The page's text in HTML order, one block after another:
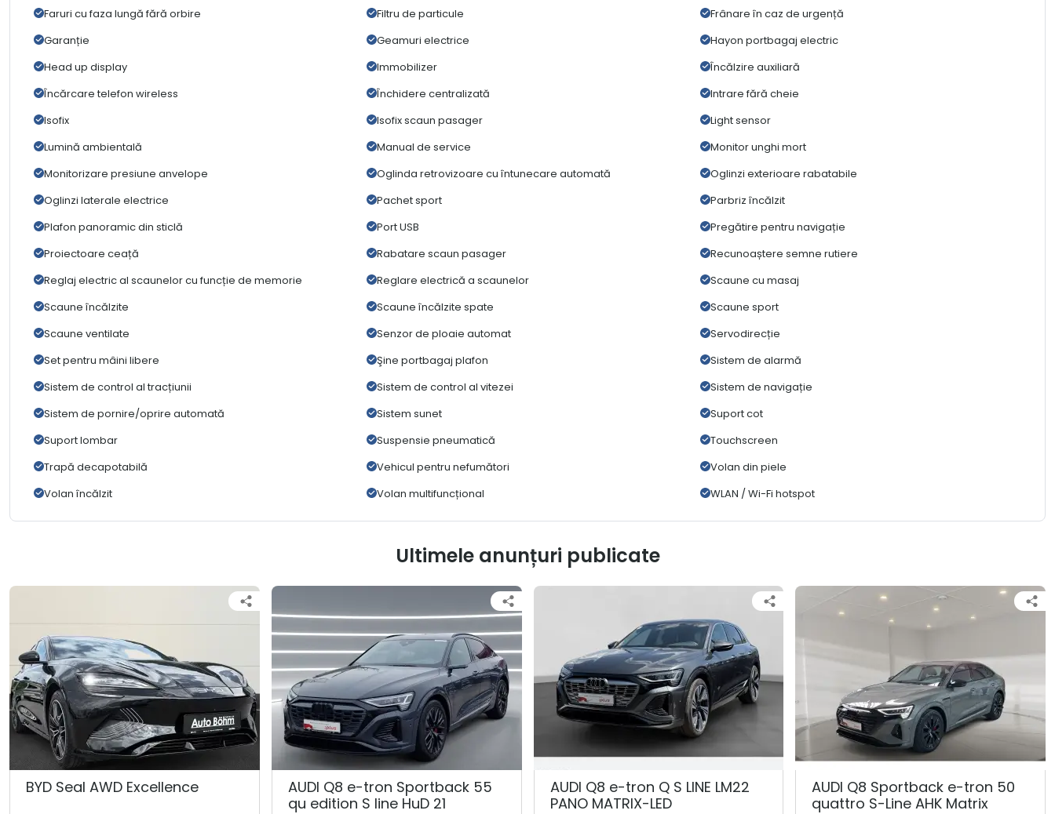
Faruri cu faza lungă fără orbire
Filtru de particule
Frânare în caz de urgență
Garanție
Geamuri electrice
Hayon portbagaj electric
Head up display
Immobilizer
Încălzire auxiliară
Încărcare telefon wireless
Închidere centralizată
Intrare fără cheie
Isofix
Isofix scaun pasager
Light sensor
Lumină ambientală
Manual de service
Monitor unghi mort
Monitorizare presiune anvelope
Oglinda retrovizoare cu întunecare automată
Oglinzi exterioare rabatabile
Oglinzi laterale electrice
Pachet sport
Parbriz încălzit
Plafon panoramic din sticlă
Port USB
Pregătire pentru navigație
Proiectoare ceață
Rabatare scaun pasager
Recunoaștere semne rutiere
Reglaj electric al scaunelor cu funcție de memorie
Reglare electrică a scaunelor
Scaune cu masaj
Scaune încălzite
Scaune încălzite spate
Scaune sport
Scaune ventilate
Senzor de ploaie automat
Servodirecție
Set pentru mâini libere
Şine portbagaj plafon
Sistem de alarmă
Sistem de control al tracțiunii
Sistem de control al vitezei
Sistem de navigație
Sistem de pornire/oprire automată
Sistem sunet
Suport cot
Suport lombar
Suspensie pneumatică
Touchscreen
Trapă decapotabilă
Vehicul pentru nefumători
Volan din piele
Volan încălzit
Volan multifuncțional WLAN / Wi-Fi hotspot
Ultimele anunțuri publicate
BYD Seal AWD Excellence
AUDI Q8 e-tron Sportback 55
qu edition S line HuD 21
AUDI Q8 e-tron Q S LINE LM22
PANO MATRIX-LED
AUDI Q8 Sportback e-tron 50
quattro S-Line AHK Matrix